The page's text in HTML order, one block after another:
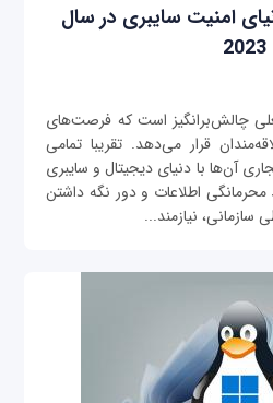
امنیت سایبری در سال
2023
چالش‌برانگیز است که فرصت‌های
قرار می‌دهد. تقریبا تمامی
آن‌ها با دنیای دیجیتال و سایبری
اطلاعات و دور نگه داشتن
سازمانی، نیازمند...